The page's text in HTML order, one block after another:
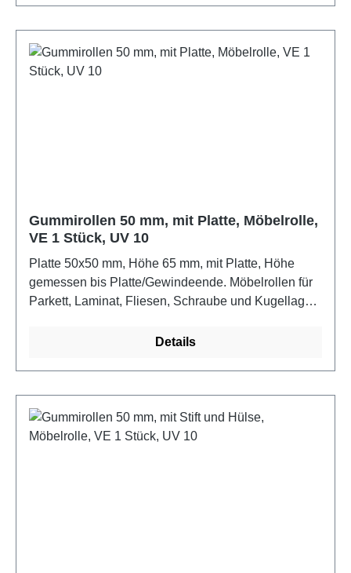
Gummirollen 50 mm, mit Platte, Möbelrolle,
VE 1 Stück, UV 10
Platte 50x50 mm, Höhe 65 mm, mit Platte, Höhe
gemessen bis Platte/Gewindeende. Möbelrollen für
Parkett, Laminat, Fliesen, Schraube und Kugellager
Details